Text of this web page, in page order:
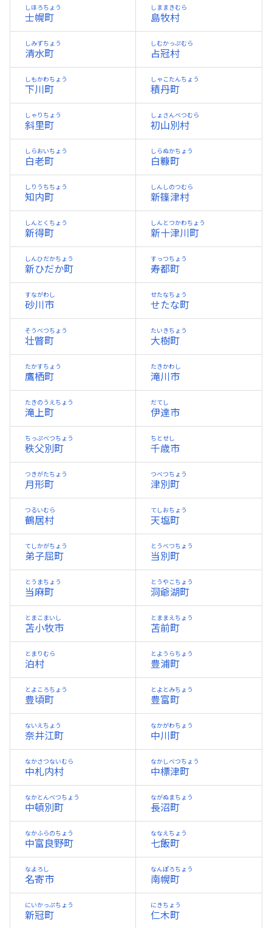
士幌町
しほろちょう
島牧村
しままきむら
清水町
しみずちょう
占冠村
しむかっぷむら
下川町
しもかわちょう
積丹町
しゃこたんちょう
斜里町
しゃりちょう
初山別村
しょさんべつむら
白老町
しらおいちょう
白糠町
しらぬかちょう
知内町
しりうちちょう
新篠津村
しんしのつむら
新得町
しんとくちょう
新十津川町
しんとつかわちょう
新ひだか町
しんひだかちょう
寿都町
すっつちょう
砂川市
すながわし
せたな町
せたなちょう
壮瞥町
そうべつちょう
大樹町
たいきちょう
鷹栖町
たかすちょう
滝川市
たきかわし
滝上町
たきのうえちょう
伊達市
だてし
秩父別町
ちっぷべつちょう
千歳市
ちとせし
月形町
つきがたちょう
津別町
つべつちょう
鶴居村
つるいむら
天塩町
てしおちょう
弟子屈町
てしかがちょう
当別町
とうべつちょう
当麻町
とうまちょう
洞爺湖町
とうやこちょう
苫小牧市
とまこまいし
苫前町
とままえちょう
泊村
とまりむら
豊浦町
とようらちょう
豊頃町
とよころちょう
豊富町
とよとみちょう
奈井江町
ないえちょう
中川町
なかがわちょう
中札内村
なかさつないむら
中標津町
なかしべつちょう
中頓別町
なかとんべつちょう
長沼町
ながぬまちょう
中富良野町
なかふらのちょう
七飯町
ななえちょう
名寄市
なよろし
南幌町
なんぽろちょう
新冠町
にいかっぷちょう
仁木町
にきちょう